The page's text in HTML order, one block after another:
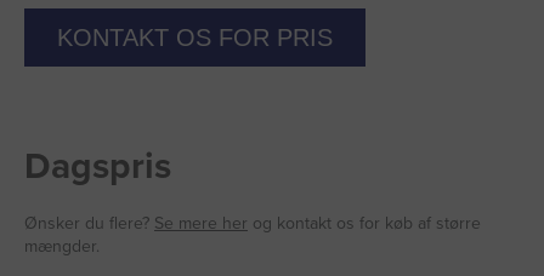
KONTAKT OS FOR PRIS
Dagspris
Ønsker du flere? Se mere her og kontakt os for køb af større
mængder.